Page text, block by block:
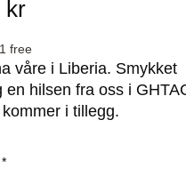
krPris
free
våre i Liberia. Smykket
hilsen fra oss i
i tillegg.
*